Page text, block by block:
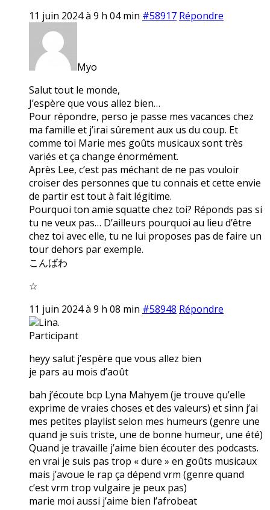
11 juin 2024 à 9 h 04 min #58917 Répondre
Myo
Salut tout le monde,
J’espère que vous allez bien…
Pour répondre, perso je passe mes vacances chez
ma famille et j’irai sûrement aux us du coup. Et
comme toi Marie mes goûts musicaux sont très
variés et ça change énormément.
Après Lee, c’est pas méchant de ne pas vouloir
croiser des personnes que tu connais et cette envie
de partir est tout à fait légitime.
Pourquoi ton amie squatte chez toi? Réponds pas si
tu ne veux pas… D’ailleurs pourquoi au lieu d’être
chez toi avec elle, tu ne lui proposes pas de faire un
tour dehors par exemple.
こんばわ
☆
11 juin 2024 à 9 h 08 min #58948 Répondre
Lina.
Participant
heyy salut j’espère que vous allez bien
je pars au mois d’août
bah j’écoute bcp Lyna Mahyem (je trouve qu’elle
exprime de vraies choses et des valeurs) et sinn j’ai
mes petites playlist selon mes humeurs (genre une
quand je suis triste, une de bonne humeur, une été)
Quand je travaille j’aime bien écouter des podcasts.
en vrai je suis pas trop « dure » en goûts musicaux
mais j’avoue le rap ça dépend vrm (genre quand
c’est vrm trop vulgaire je peux pas)
marie moi aussi j’aime bien l’afrobeat